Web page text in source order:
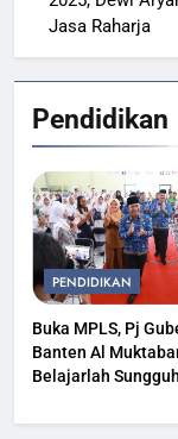
Jasa Raharja
Pendidikan
PENDIDIKAN
Buka MPLS, Pj
Banten Al
Belajarlah